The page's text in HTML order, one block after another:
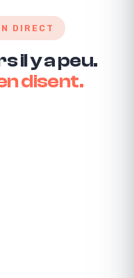
DIRECT
il y a peu.
disent.